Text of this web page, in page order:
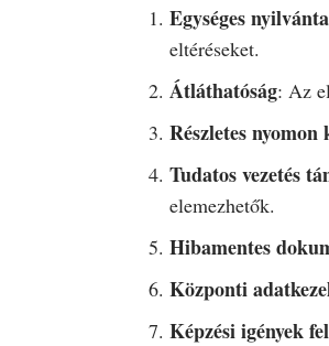
Egységes
eltéréseket.
Átláthatóság: Az
Részletes nyomon
Tudatos vezetés
elemezhetők.
Hibamentes
Központi
Képzési igények